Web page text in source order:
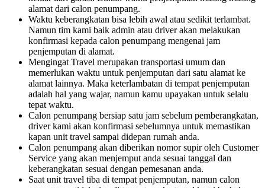
alamat dari calon penumpang.
Waktu keberangkatan bisa lebih awal atau sedikit terlambat.
Namun tim kami baik admin atau driver akan melakukan
konfirmasi kepada calon penumpang mengenai jam
penjemputan di alamat.
Mengingat Travel merupakan transportasi umum dan
memerlukan waktu untuk penjemputan dari satu alamat ke
alamat lainnya. Maka keterlambatan di tempat penjemputan
adalah hal yang wajar, namun kamu upayakan untuk selalu
tepat waktu.
Calon penumpang bersiap satu jam sebelum pemberangkatan,
driver kami akan konfirmasi sebelumnya untuk memastikan
kapan unit travel sampai didepan rumah anda.
Calon penumpang akan diberikan nomor supir oleh Customer
Service yang akan menjemput anda sesuai tanggal dan
keberangkatan sesuai dengan pemesanan anda.
Saat unit travel tiba di tempat penjemputan, namun calon